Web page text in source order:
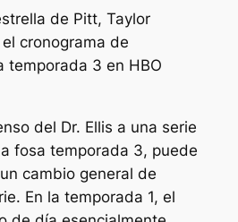
de Pitt, Taylor
cronograma de
temporada 3 en HBO
del Dr. Ellis a una serie
fosa temporada 3, puede
cambio general de
En la temporada 1, el